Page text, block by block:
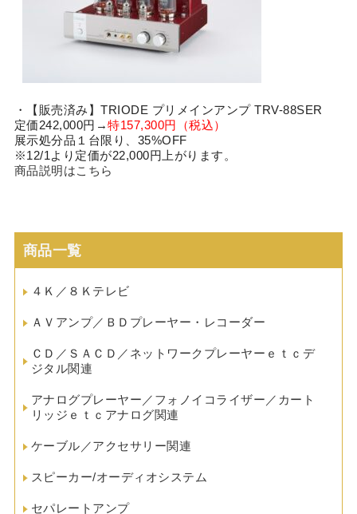
・【販売済み】TRIODE プリメインアンプ TRV-88SER
定価242,000円→特157,300円（税込）
展示処分品１台限り、35%OFF
※12/1より定価が22,000円上がります。
商品説明はこちら
商品一覧
４Ｋ／８Ｋテレビ
ＡＶアンプ／ＢＤプレーヤー・レコーダー
ＣＤ／ＳＡＣＤ／ネットワークプレーヤーｅｔｃデ
ジタル関連
アナログプレーヤー／フォノイコライザー／カート
リッジｅｔｃアナログ関連
ケーブル／アクセサリー関連
スピーカー/オーディオシステム
セパレートアンプ